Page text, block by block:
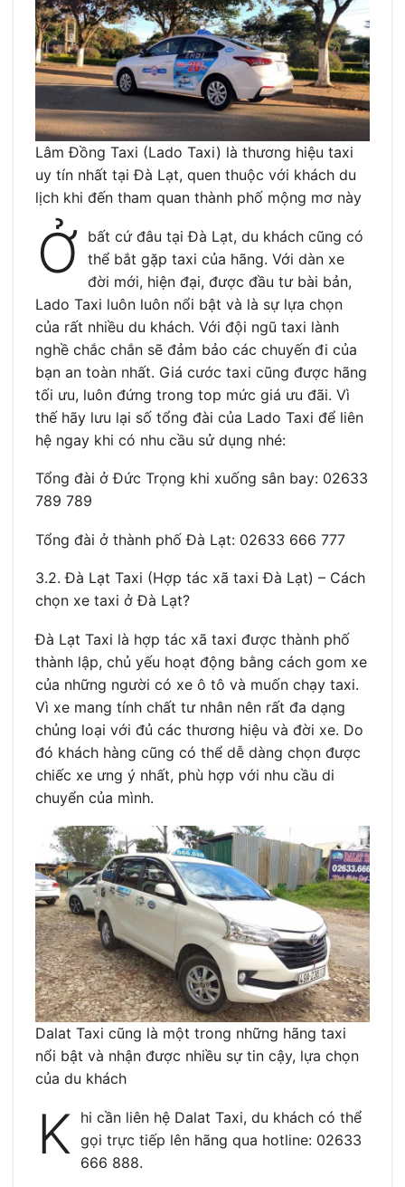
Lâm Đồng Taxi (Lado Taxi) là thương hiệu taxi
uy tín nhất tại Đà Lạt, quen thuộc với khách du
lịch khi đến tham quan thành phố mộng mơ này
Ở bất cứ đâu tại Đà Lạt, du khách cũng có
thể bắt gặp taxi của hãng. Với dàn xe
đời mới, hiện đại, được đầu tư bài bản,
Lado Taxi luôn luôn nổi bật và là sự lựa chọn
của rất nhiều du khách. Với đội ngũ taxi lành
nghề chắc chắn sẽ đảm bảo các chuyến đi của
bạn an toàn nhất. Giá cước taxi cũng được hãng
tối ưu, luôn đứng trong top mức giá ưu đãi. Vì
thế hãy lưu lại số tổng đài của Lado Taxi để liên
hệ ngay khi có nhu cầu sử dụng nhé:
Tổng đài ở Đức Trọng khi xuống sân bay: 02633
789 789
Tổng đài ở thành phố Đà Lạt: 02633 666 777
3.2. Đà Lạt Taxi (Hợp tác xã taxi Đà Lạt) – Cách
chọn xe taxi ở Đà Lạt?
Đà Lạt Taxi là hợp tác xã taxi được thành phố
thành lập, chủ yếu hoạt động bằng cách gom xe
của những người có xe ô tô và muốn chạy taxi.
Vì xe mang tính chất tư nhân nên rất đa dạng
chủng loại với đủ các thương hiệu và đời xe. Do
đó khách hàng cũng có thể dễ dàng chọn được
chiếc xe ưng ý nhất, phù hợp với nhu cầu di
chuyển của mình.
Dalat Taxi cũng là một trong những hãng taxi
nổi bật và nhận được nhiều sự tin cậy, lựa chọn
của du khách
K hi cần liên hệ Dalat Taxi, du khách có thể
gọi trực tiếp lên hãng qua hotline: 02633
666 888.